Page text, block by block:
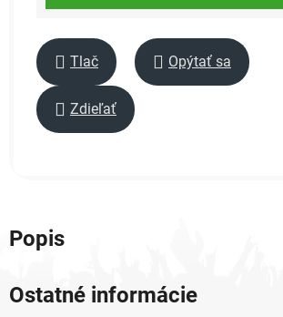
Tlač Opýtať sa
Zdieľať
Popis
Ostatné informácie